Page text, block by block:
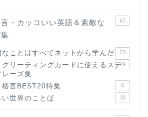
・カッコいい英語＆素敵な
67
なことはすべてネットから学んだ 23
グリーティングカードに使えるステ
レーズ集
19
格言BEST20特集 6
世界のことば 18